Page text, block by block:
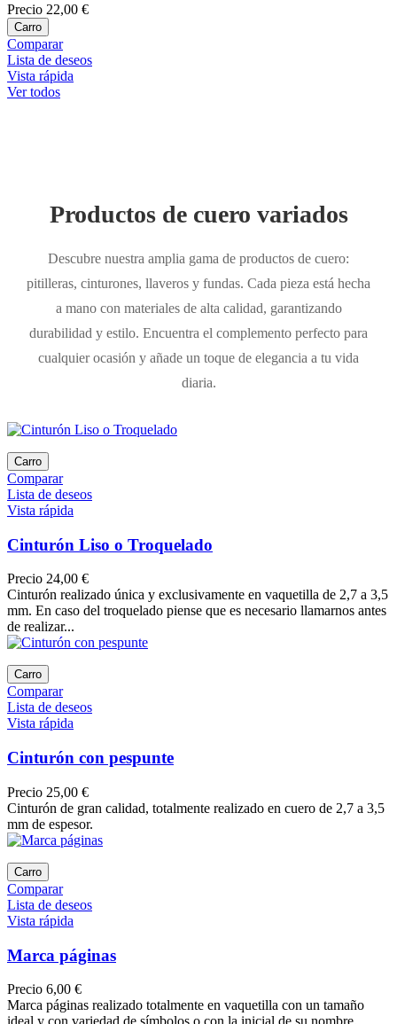
Precio 22,00 €
Carro
Comparar
Lista de deseos
Vista rápida
Ver todos
Productos de cuero variados
Descubre nuestra amplia gama de productos de cuero:
pitilleras, cinturones, llaveros y fundas. Cada pieza está hecha
a mano con materiales de alta calidad, garantizando
durabilidad y estilo. Encuentra el complemento perfecto para
cualquier ocasión y añade un toque de elegancia a tu vida
diaria.
Carro
Comparar
Lista de deseos
Vista rápida
Cinturón Liso o Troquelado
Precio 24,00 €
Cinturón realizado única y exclusivamente en vaquetilla de 2,7 a 3,5
mm. En caso del troquelado piense que es necesario llamarnos antes
de realizar...
Carro
Comparar
Lista de deseos
Vista rápida
Cinturón con pespunte
Precio 25,00 €
Cinturón de gran calidad, totalmente realizado en cuero de 2,7 a 3,5
mm de espesor.
Carro
Comparar
Lista de deseos
Vista rápida
Marca páginas
Precio 6,00 €
Marca páginas realizado totalmente en vaquetilla con un tamaño